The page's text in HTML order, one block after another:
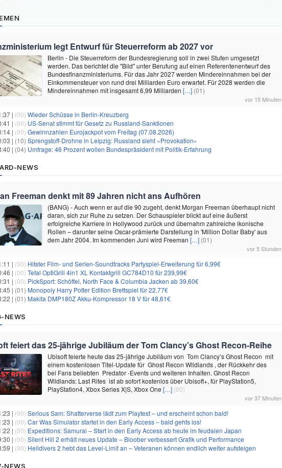
legt Entwurf für Steuerreform ab 2027 vor
Berlin - Die Steuerreform der Bundesregierung soll in zwei Stufen umgesetzt
werden. Das berichtet die "Bild" unter Berufung auf einen Referentenentwurf des
Bundesfinanzministeriums. Für das Jahr 2027 werden Mindereinnahmen bei der
Einkommensteuer von rund drei Milliarden Euro erwartet. Für 2028 werden die
Mindereinnahmen mit insgesamt 6,99 Milliarden […] (01)
vor 15 Minuten
| (00) Wieder Schüsse in Berlin-Kreuzberg
| (00) US-Senat stimmt für Gesetz zu Russland-Sanktionen
| (00) Gewinnzahlen Eurojackpot vom Freitag (07.08.2026)
| (10) Sprengstoff-Drohne in Leipzig: Russland sieht «Provokation»
| (04) Umfrage: 46 Prozent wollen Bundespräsident mit Politik-Erfahrung
NEWS
Freeman denkt mit 89 Jahren nicht ans Aufhören
(BANG) - Auch wenn er auf die 90 zugeht, denkt Morgan Freeman überhaupt nicht
daran, sich zur Ruhe zu setzen. Der Schauspieler blickt auf eine äußerst
erfolgreiche Karriere in Hollywood zurück und übernahm zahlreiche ikonische
Rollen – darunter seine Oscar-prämierte Darstellung in 'Million Dollar Baby' aus
dem Jahr 2004. Im kommenden Juni wird Freeman […] (01)
vor 5 Stunden
| (00) Hitster Film- und Serien-Soundtracks Partyspiel-Erweiterung für 6,99€
| (00) Tefal OptiGrill 4in1 XL Kontaktgrill GC784D10 für 239,99€
| (00) PickSport: Schöffel, North Face & Columbia Jacken ab 39,60€
| (01) Monopoly Harry Potter Edition Brettspiel für 22,77€
| (01) Makita DMP180Z Akku-Kompressor 18 V für 48,61€
NEWS
feiert das 25-jährige Jubiläum der Tom Clancy’s Ghost Recon-Reihe
Ubisoft feierte heute das 25-jährige Jubiläum von Tom Clancy’s Ghost Recon mit
einem kostenlosen Titel-Update für Ghost Recon Wildlands , der Rückkehr des
bei Fans beliebten Predator -Events und weiteren Inhalten. Ghost Recon
Wildlands: Last Rites ist ab sofort kostenlos über Ubisoft+, für PlayStation5,
PlayStation4, Xbox Series X|S, Xbox One […] (00)
vor 37 Minuten
| (00) Serious Sam: Shatterverse lädt zum Playtest – und erscheint schon bald!
| (00) Car Was Simulator startet in den Early Access – bald gehts los!
| (00) Expeditions: Samurai – Start in den Early Access ab heute im feudalen Japan
| (00) Silent Hill 2 erhält neues Update – Bloober verbessert Grafik und Performance
| (00) Helldivers 2 hebt das Level-Limit an – Veteranen können endlich weiter aufsteigen
NEWS